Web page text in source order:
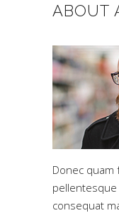
ABOUT
Donec quam
pellentesque
consequat